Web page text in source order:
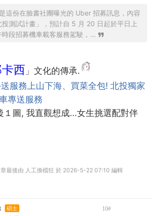
這份在臉書社團曝光的 Uber 招募訊息，內容
投測試計畫」，預計自 5 月 20 日起於平日上
時段招募機車載客服務駕駛，...
西 」文化的傳承.
服務上山下海、買菜全包! 北投獨家
專送服務
１圖, 我直觀想成...女生挑選配對伴
最後由 人工換檔狂 於 2026-5-22 07:10 編輯
碩士 10#